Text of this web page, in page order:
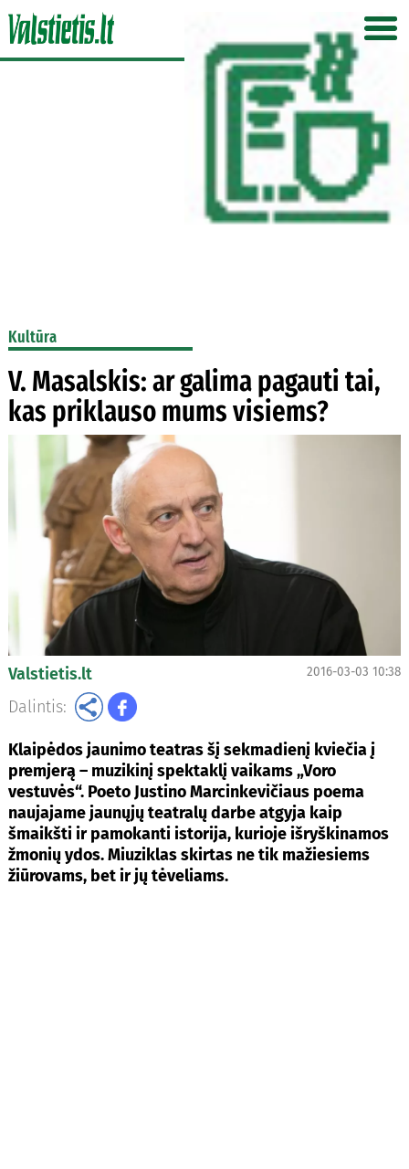
Kultūra
V. Masalskis: ar galima pagauti tai,
kas priklauso mums visiems?
Valstietis.lt 2016-03-03 10:38
Dalintis:
Klaipėdos jaunimo teatras šį sekmadienį kviečia į
premjerą – muzikinį spektaklį vaikams „Voro
vestuvės“. Poeto Justino Marcinkevičiaus poema
naujajame jaunųjų teatralų darbe atgyja kaip
šmaikšti ir pamokanti istorija, kurioje išryškinamos
žmonių ydos. Miuziklas skirtas ne tik mažiesiems
žiūrovams, bet ir jų tėveliams.